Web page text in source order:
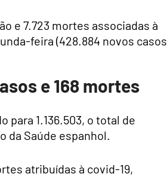
e 7.723 mortes associadas à
feira (428.884 novos
e 168 mortes
para 1.136.503, o total de
Saúde espanhol.
atribuídas à covid-19,